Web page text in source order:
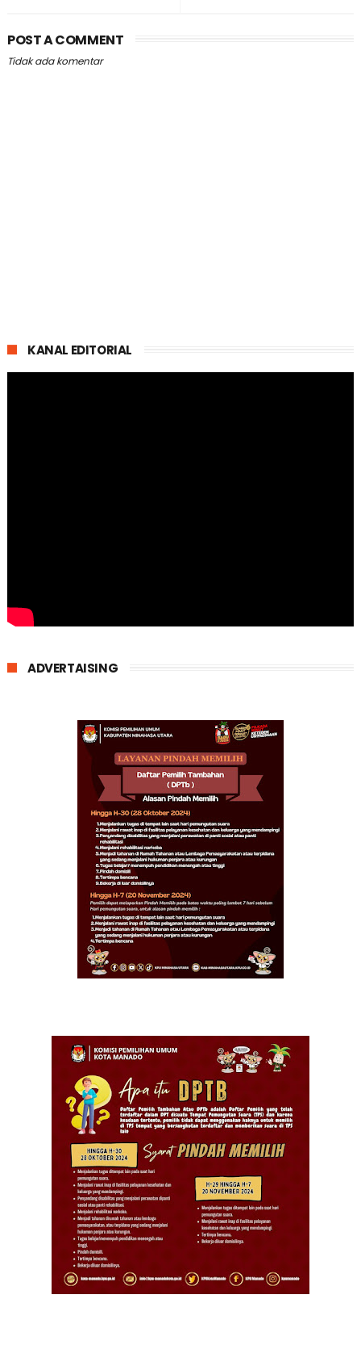
POST A COMMENT
Tidak ada komentar
KANAL EDITORIAL
ADVERTAISING